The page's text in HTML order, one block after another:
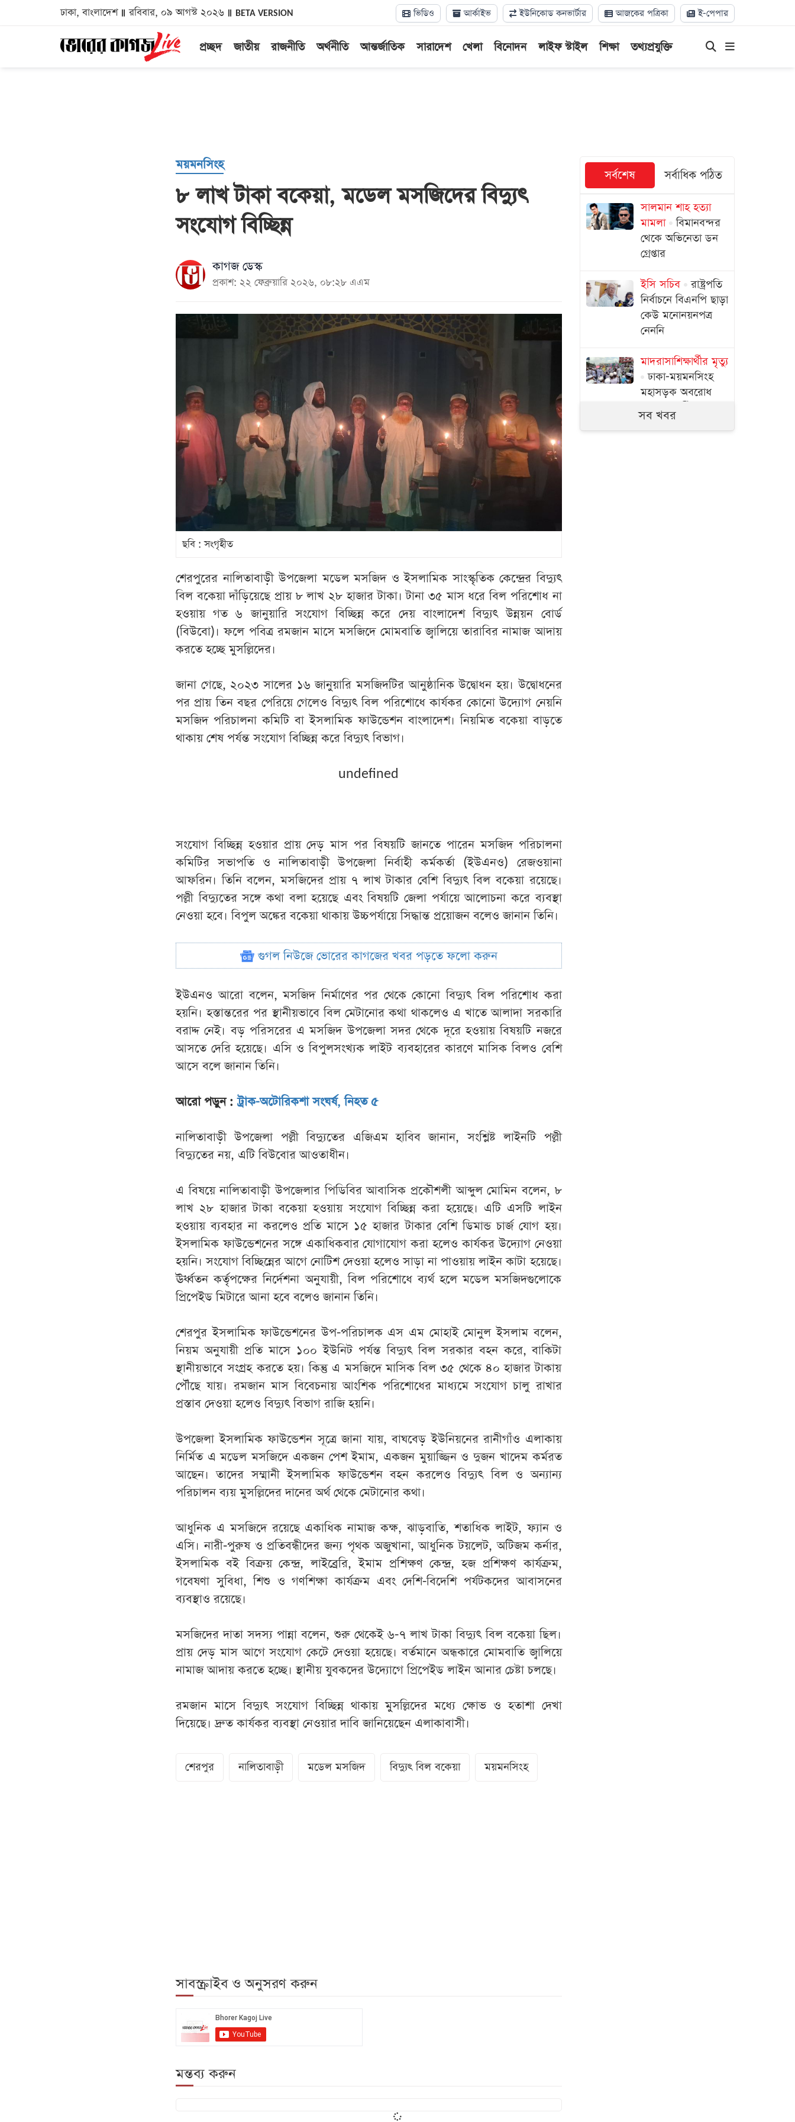
ঢাকা, বাংলাদেশ রবিবার, ০৯ আগস্ট ২০২৬ BETA VERSION ভিডিও আর্কাইভ ইউনিকোড কনভার্টার আজকের পত্রিকা ই-পেপার
প্রচ্ছদ জাতীয় রাজনীতি অর্থনীতি আন্তর্জাতিক সারাদেশ খেলা বিনোদন লাইফ স্টাইল শিক্ষা তথ্যপ্রযুক্তি
ময়মনসিংহ
৮ লাখ টাকা বকেয়া, মডেল মসজিদের বিদ্যুৎ
সংযোগ বিচ্ছিন্ন
কাগজ ডেস্ক
প্রকাশ: ২২ ফেব্রুয়ারি ২০২৬, ০৮:২৮ এএম
ছবি : সংগৃহীত
শেরপুরের নালিতাবাড়ী উপজেলা মডেল মসজিদ ও ইসলামিক সাংস্কৃতিক কেন্দ্রের বিদ্যুৎ
বিল বকেয়া দাঁড়িয়েছে প্রায় ৮ লাখ ২৮ হাজার টাকা। টানা ৩৫ মাস ধরে বিল পরিশোধ না
হওয়ায় গত ৬ জানুয়ারি সংযোগ বিচ্ছিন্ন করে দেয় বাংলাদেশ বিদ্যুৎ উন্নয়ন বোর্ড
(বিউবো)। ফলে পবিত্র রমজান মাসে মসজিদে মোমবাতি জ্বালিয়ে তারাবির নামাজ আদায়
করতে হচ্ছে মুসল্লিদের।
জানা গেছে, ২০২৩ সালের ১৬ জানুয়ারি মসজিদটির আনুষ্ঠানিক উদ্বোধন হয়। উদ্বোধনের
পর প্রায় তিন বছর পেরিয়ে গেলেও বিদ্যুৎ বিল পরিশোধে কার্যকর কোনো উদ্যোগ নেয়নি
মসজিদ পরিচালনা কমিটি বা ইসলামিক ফাউন্ডেশন বাংলাদেশ। নিয়মিত বকেয়া বাড়তে
থাকায় শেষ পর্যন্ত সংযোগ বিচ্ছিন্ন করে বিদ্যুৎ বিভাগ।
undefined
সংযোগ বিচ্ছিন্ন হওয়ার প্রায় দেড় মাস পর বিষয়টি জানতে পারেন মসজিদ পরিচালনা
কমিটির সভাপতি ও নালিতাবাড়ী উপজেলা নির্বাহী কর্মকর্তা (ইউএনও) রেজওয়ানা
আফরিন। তিনি বলেন, মসজিদের প্রায় ৭ লাখ টাকার বেশি বিদ্যুৎ বিল বকেয়া রয়েছে।
পল্লী বিদ্যুতের সঙ্গে কথা বলা হয়েছে এবং বিষয়টি জেলা পর্যায়ে আলোচনা করে ব্যবস্থা
নেওয়া হবে। বিপুল অঙ্কের বকেয়া থাকায় উচ্চপর্যায়ে সিদ্ধান্ত প্রয়োজন বলেও জানান তিনি।
গুগল নিউজে ভোরের কাগজের খবর পড়তে ফলো করুন
ইউএনও আরো বলেন, মসজিদ নির্মাণের পর থেকে কোনো বিদ্যুৎ বিল পরিশোধ করা
হয়নি। হস্তান্তরের পর স্থানীয়ভাবে বিল মেটানোর কথা থাকলেও এ খাতে আলাদা সরকারি
বরাদ্দ নেই। বড় পরিসরের এ মসজিদ উপজেলা সদর থেকে দূরে হওয়ায় বিষয়টি নজরে
আসতে দেরি হয়েছে। এসি ও বিপুলসংখ্যক লাইট ব্যবহারের কারণে মাসিক বিলও বেশি
আসে বলে জানান তিনি।
আরো পড়ুন :ট্রাক-অটোরিকশা সংঘর্ষ, নিহত ৫
নালিতাবাড়ী উপজেলা পল্লী বিদ্যুতের এজিএম হাবিব জানান, সংশ্লিষ্ট লাইনটি পল্লী
বিদ্যুতের নয়, এটি বিউবোর আওতাধীন।
এ বিষয়ে নালিতাবাড়ী উপজেলার পিডিবির আবাসিক প্রকৌশলী আব্দুল মোমিন বলেন, ৮
লাখ ২৮ হাজার টাকা বকেয়া হওয়ায় সংযোগ বিচ্ছিন্ন করা হয়েছে। এটি এসটি লাইন
হওয়ায় ব্যবহার না করলেও প্রতি মাসে ১৫ হাজার টাকার বেশি ডিমান্ড চার্জ যোগ হয়।
ইসলামিক ফাউন্ডেশনের সঙ্গে একাধিকবার যোগাযোগ করা হলেও কার্যকর উদ্যোগ নেওয়া
হয়নি। সংযোগ বিচ্ছিন্নের আগে নোটিশ দেওয়া হলেও সাড়া না পাওয়ায় লাইন কাটা হয়েছে।
ঊর্ধ্বতন কর্তৃপক্ষের নির্দেশনা অনুযায়ী, বিল পরিশোধে ব্যর্থ হলে মডেল মসজিদগুলোকে
প্রিপেইড মিটারে আনা হবে বলেও জানান তিনি।
শেরপুর ইসলামিক ফাউন্ডেশনের উপ-পরিচালক এস এম মোহাই মোনুল ইসলাম বলেন,
নিয়ম অনুযায়ী প্রতি মাসে ১০০ ইউনিট পর্যন্ত বিদ্যুৎ বিল সরকার বহন করে, বাকিটা
স্থানীয়ভাবে সংগ্রহ করতে হয়। কিন্তু এ মসজিদে মাসিক বিল ৩৫ থেকে ৪০ হাজার টাকায়
পৌঁছে যায়। রমজান মাস বিবেচনায় আংশিক পরিশোধের মাধ্যমে সংযোগ চালু রাখার
প্রস্তাব দেওয়া হলেও বিদ্যুৎ বিভাগ রাজি হয়নি।
উপজেলা ইসলামিক ফাউন্ডেশন সূত্রে জানা যায়, বাঘবেড় ইউনিয়নের রানীগাঁও এলাকায়
নির্মিত এ মডেল মসজিদে একজন পেশ ইমাম, একজন মুয়াজ্জিন ও দুজন খাদেম কর্মরত
আছেন। তাদের সম্মানী ইসলামিক ফাউন্ডেশন বহন করলেও বিদ্যুৎ বিল ও অন্যান্য
পরিচালন ব্যয় মুসল্লিদের দানের অর্থ থেকে মেটানোর কথা।
আধুনিক এ মসজিদে রয়েছে একাধিক নামাজ কক্ষ, ঝাড়বাতি, শতাধিক লাইট, ফ্যান ও
এসি। নারী-পুরুষ ও প্রতিবন্ধীদের জন্য পৃথক অজুখানা, আধুনিক টয়লেট, অটিজম কর্নার,
ইসলামিক বই বিক্রয় কেন্দ্র, লাইব্রেরি, ইমাম প্রশিক্ষণ কেন্দ্র, হজ প্রশিক্ষণ কার্যক্রম,
গবেষণা সুবিধা, শিশু ও গণশিক্ষা কার্যক্রম এবং দেশি-বিদেশি পর্যটকদের আবাসনের
ব্যবস্থাও রয়েছে।
মসজিদের দাতা সদস্য পান্না বলেন, শুরু থেকেই ৬-৭ লাখ টাকা বিদ্যুৎ বিল বকেয়া ছিল।
প্রায় দেড় মাস আগে সংযোগ কেটে দেওয়া হয়েছে। বর্তমানে অন্ধকারে মোমবাতি জ্বালিয়ে
নামাজ আদায় করতে হচ্ছে। স্থানীয় যুবকদের উদ্যোগে প্রিপেইড লাইন আনার চেষ্টা চলছে।
রমজান মাসে বিদ্যুৎ সংযোগ বিচ্ছিন্ন থাকায় মুসল্লিদের মধ্যে ক্ষোভ ও হতাশা দেখা
দিয়েছে। দ্রুত কার্যকর ব্যবস্থা নেওয়ার দাবি জানিয়েছেন এলাকাবাসী।
শেরপুর নালিতাবাড়ী মডেল মসজিদ বিদ্যুৎ বিল বকেয়া ময়মনসিংহ
সাবস্ক্রাইব ও অনুসরণ করুন
মন্তব্য করুন
সর্বশেষ সর্বাধিক পঠিত
সালমান শাহ হত্যা
মামলা
বিমানবন্দর
থেকে অভিনেতা ডন
গ্রেপ্তার
ইসি সচিব
রাষ্ট্রপতি
নির্বাচনে বিএনপি ছাড়া
কেউ মনোনয়নপত্র
নেননি
মাদরাসাশিক্ষার্থীর মৃত্যু
ঢাকা-ময়মনসিংহ
মহাসড়ক অবরোধ
করে শিক্ষার্থীদের
বিক্ষোভ
সব খবর